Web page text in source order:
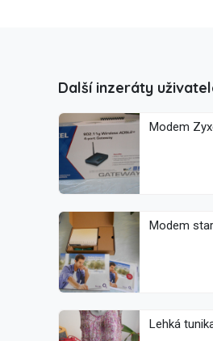
Další inzeráty
Modem
Lehká